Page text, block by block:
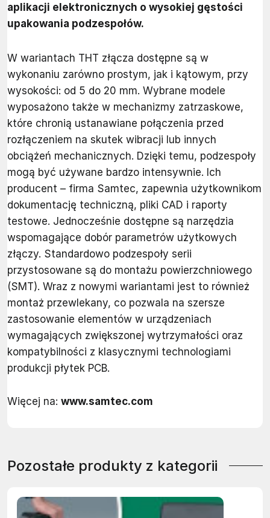
aplikacji elektronicznych o wysokiej gęstości
upakowania podzespołów.
W wariantach THT złącza dostępne są w
wykonaniu zarówno prostym, jak i kątowym, przy
wysokości: od 5 do 20 mm. Wybrane modele
wyposażono także w mechanizmy zatrzaskowe,
które chronią ustanawiane połączenia przed
rozłączeniem na skutek wibracji lub innych
obciążeń mechanicznych. Dzięki temu, podzespoły
mogą być używane bardzo intensywnie. Ich
producent – firma Samtec, zapewnia użytkownikom
dokumentację techniczną, pliki CAD i raporty
testowe. Jednocześnie dostępne są narzędzia
wspomagające dobór parametrów użytkowych
złączy. Standardowo podzespoły serii
przystosowane są do montażu powierzchniowego
(SMT). Wraz z nowymi wariantami jest to również
montaż przewlekany, co pozwala na szersze
zastosowanie elementów w urządzeniach
wymagających zwiększonej wytrzymałości oraz
kompatybilności z klasycznymi technologiami
produkcji płytek PCB.
Więcej na: www.samtec.com
Pozostałe produkty z kategorii